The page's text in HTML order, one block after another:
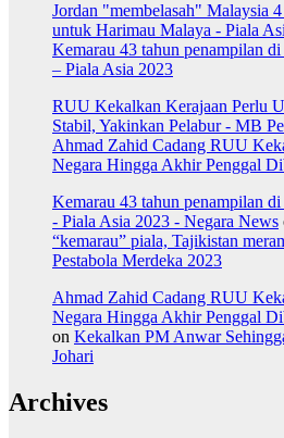
Jordan "membelasah" Malaysia
untuk Harimau Malaya - Piala
Kemarau 43 tahun penampilan
– Piala Asia 2023
RUU Kekalkan Kerajaan Perlu
Stabil, Yakinkan Pelabur - MB
Ahmad Zahid Cadang RUU
Negara Hingga Akhir Penggal
Kemarau 43 tahun penampilan
- Piala Asia 2023 - Negara News
“kemarau” piala, Tajikistan
Pestabola Merdeka 2023
Ahmad Zahid Cadang RUU
Negara Hingga Akhir Penggal
on Kekalkan PM Anwar
Johari
Archives